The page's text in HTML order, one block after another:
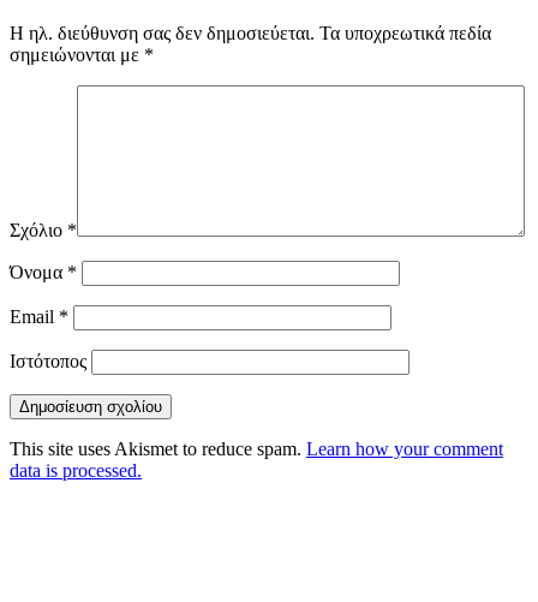
Η ηλ. διεύθυνση σας δεν δημοσιεύεται. Τα υποχρεωτικά πεδία
σημειώνονται με *
Σχόλιο *
Όνομα *
Email *
Ιστότοπος
This site uses Akismet to reduce spam. Learn how your comment
data is processed.